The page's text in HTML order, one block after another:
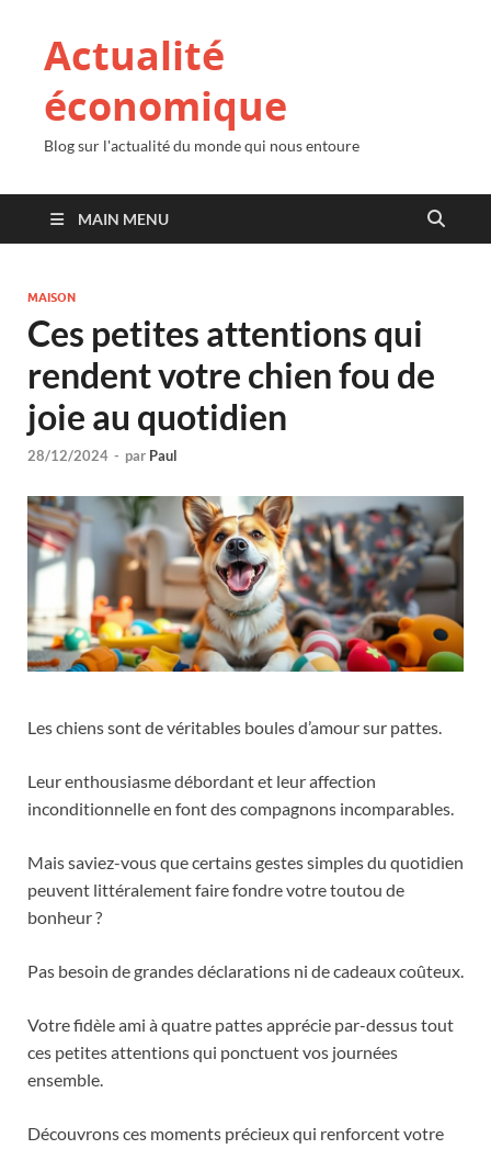
Actualité
économique
Blog sur l'actualité du monde qui nous entoure
MAIN MENU
MAISON
Ces petites attentions qui
rendent votre chien fou de
joie au quotidien
28/12/2024 - par Paul
Les chiens sont de véritables boules d’amour sur pattes.
Leur enthousiasme débordant et leur affection
inconditionnelle en font des compagnons incomparables.
Mais saviez-vous que certains gestes simples du quotidien
peuvent littéralement faire fondre votre toutou de
bonheur ?
Pas besoin de grandes déclarations ni de cadeaux coûteux.
Votre fidèle ami à quatre pattes apprécie par-dessus tout
ces petites attentions qui ponctuent vos journées
ensemble.
Découvrons ces moments précieux qui renforcent votre